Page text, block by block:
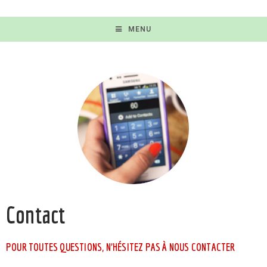
MENU
Contact
POUR TOUTES QUESTIONS, N’HÉSITEZ PAS À NOUS CONTACTER